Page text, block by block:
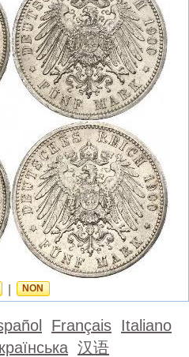
NON
Français Italiano
汉语